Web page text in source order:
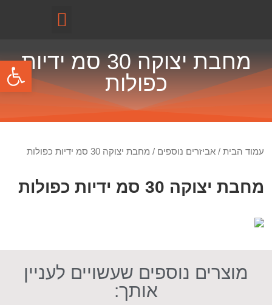
מחבת יצוקה 30 סמ ידיות
כפולות
עמוד הבית /אביזרים נוספים / מחבת יצוקה 30 סמ ידיות כפולות
מחבת יצוקה 30 סמ ידיות כפולות
מוצרים נוספים שעשויים לעניין
אותך: